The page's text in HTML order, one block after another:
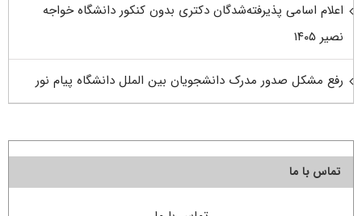
اعلام اسامی پذیرفته‌شدگان دکتری بدون کنکور دانشگاه خواجه
نصیر ۱۴۰۵
رفع مشکل صدور مدرک دانشجویان بین الملل دانشگاه پیام نور
تماس با ما